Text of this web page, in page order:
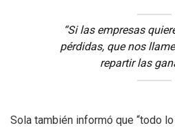
“Si las empresas
pérdidas, que nos
repartir las
Sola también informó que “todo